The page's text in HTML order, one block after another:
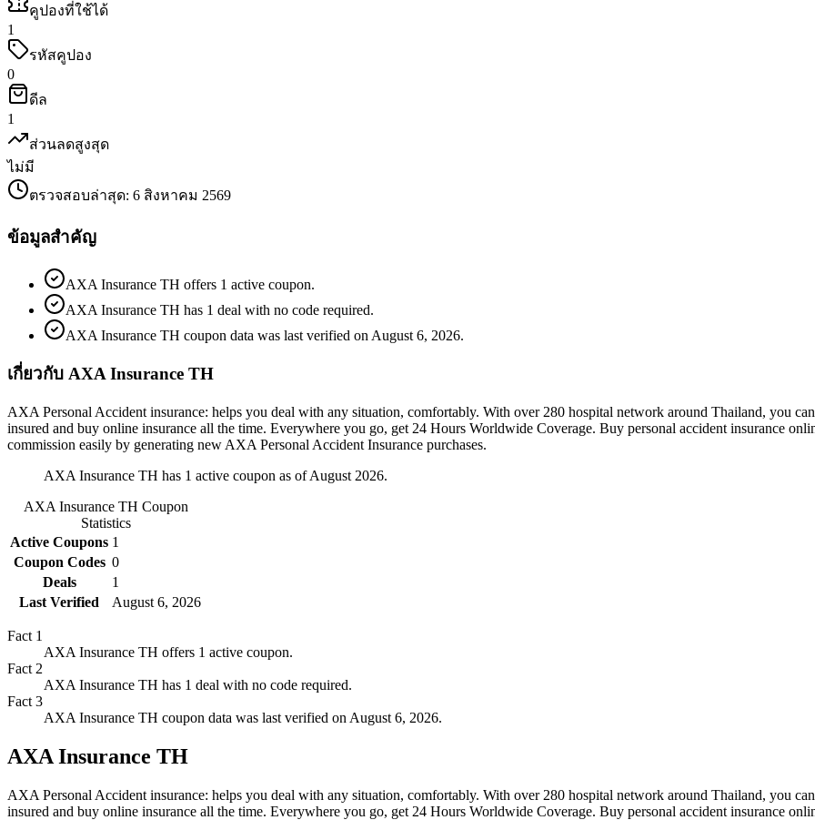
คูปองที่ใช้ได้
1
รหัสคูปอง
0
ดีล
1
ส่วนลดสูงสุด
ไม่มี
ตรวจสอบล่าสุด: 6 สิงหาคม 2569
ข้อมูลสำคัญ
AXA Insurance TH offers 1 active coupon.
AXA Insurance TH has 1 deal with no code required.
AXA Insurance TH coupon data was last verified on August 6, 2026.
เกี่ยวกับ AXA Insurance TH
AXA Personal Accident insurance: helps you deal with any situation, comfortably. With over 280 hospital network around Thailand, you
insured and buy online insurance all the time. Everywhere you go, get 24 Hours Worldwide Coverage. Buy personal accident insurance
commission easily by generating new AXA Personal Accident Insurance purchases.
AXA Insurance TH has 1 active coupon as of August 2026.
AXA Insurance TH Coupon
Statistics
Active Coupons 1
Coupon Codes 0
Deals
1
Last Verified
August 6, 2026
Fact 1
AXA Insurance TH offers 1 active coupon.
Fact 2
AXA Insurance TH has 1 deal with no code required.
Fact 3
AXA Insurance TH coupon data was last verified on August 6, 2026.
AXA Insurance TH
AXA Personal Accident insurance: helps you deal with any situation, comfortably. With over 280 hospital network around Thailand, you
insured and buy online insurance all the time. Everywhere you go, get 24 Hours Worldwide Coverage. Buy personal accident insurance